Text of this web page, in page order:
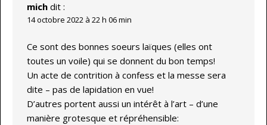
mich dit :
14 octobre 2022 à 22 h 06 min
Ce sont des bonnes soeurs laïques (elles ont
toutes un voile) qui se donnent du bon temps!
Un acte de contrition à confess et la messe sera
dite – pas de lapidation en vue!
D’autres portent aussi un intérêt à l’art – d’une
manière grotesque et répréhensible: